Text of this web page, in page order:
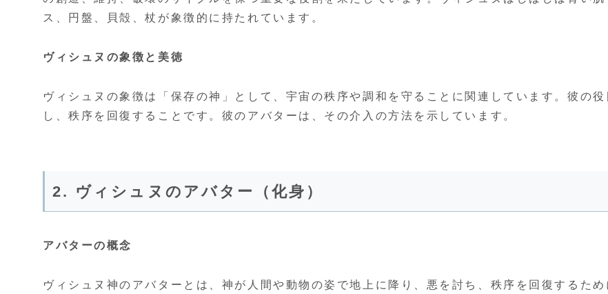
ス、円盤、貝殻、杖が象徴的に持たれています。
ヴィシュヌの象徴と美徳
ヴィシュヌの象徴は「保存の神」として、宇宙の秩序や調和を守ることに関連しています。彼の
し、秩序を回復することです。彼のアバターは、その介入の方法を示しています。
2. ヴィシュヌのアバター（化身）
アバターの概念
ヴィシュヌ神のアバターとは、神が人間や動物の姿で地上に降り、悪を討ち、秩序を回復するた